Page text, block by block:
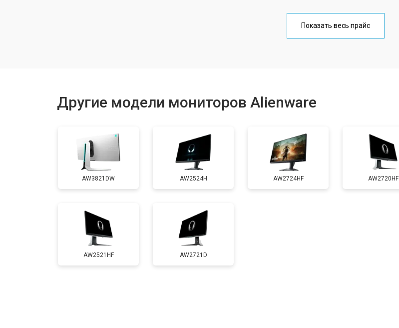
Показать весь прайс
Другие модели мониторов Alienware
AW3821DW AW2524H AW2724HF AW2720HF
AW2521HF AW2721D